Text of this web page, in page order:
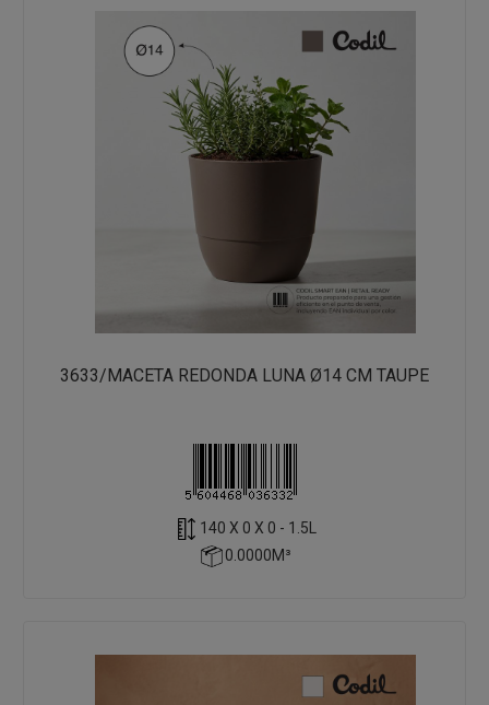
3633/MACETA REDONDA LUNA Ø14 CM TAUPE
140 X 0 X 0 - 1.5L
0.0000M³